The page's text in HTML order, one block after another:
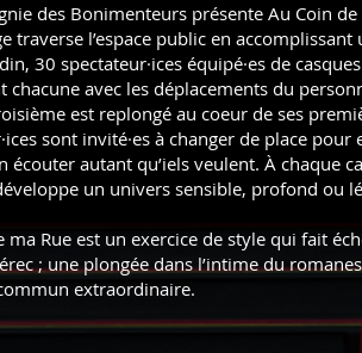
des Bonimenteurs présente Au Coin
traverse l’espace public en
30 spectateur·ices équipé·es de
chacune avec les déplacements du
est replongé au coeur de ses
sont invité·es à changer de place
écouter autant qu’iels veulent. À chaque
un univers sensible, profond ou
ma Rue est un exercice de style qui fait
; une plongée dans l’intime du
extraordinaire.